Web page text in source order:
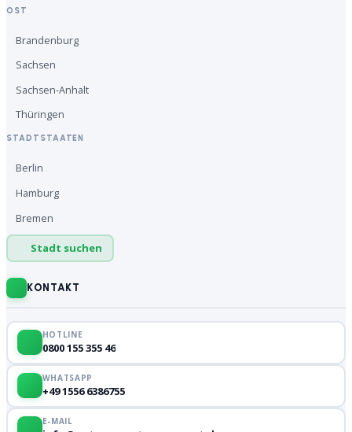
OST
Brandenburg
Sachsen
Sachsen-Anhalt
Thüringen
STADTSTAATEN
Berlin
Hamburg
Bremen
Stadt suchen
KONTAKT
HOTLINE
0800 155 355 46
WHATSAPP
+49 1556 6386755
E-MAIL